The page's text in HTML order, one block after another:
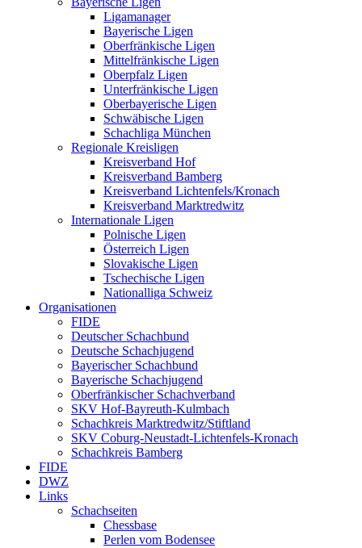
Ligamanager
Bayerische Ligen
Oberfränkische Ligen
Mittelfränkische Ligen
Oberpfalz Ligen
Unterfränkische Ligen
Oberbayerische Ligen
Schwäbische Ligen
Schachliga München
Regionale Kreisligen
Kreisverband Hof
Kreisverband Bamberg
Kreisverband Lichtenfels/Kronach
Kreisverband Marktredwitz
Internationale Ligen
Polnische Ligen
Österreich Ligen
Slovakische Ligen
Tschechische Ligen
Nationalliga Schweiz
Organisationen
FIDE
Deutscher Schachbund
Deutsche Schachjugend
Bayerischer Schachbund
Bayerische Schachjugend
Oberfränkischer Schachverband
SKV Hof-Bayreuth-Kulmbach
Schachkreis Marktredwitz/Stiftland
SKV Coburg-Neustadt-Lichtenfels-Kronach
Schachkreis Bamberg
FIDE
DWZ
Links
Schachseiten
Chessbase
Perlen vom Bodensee